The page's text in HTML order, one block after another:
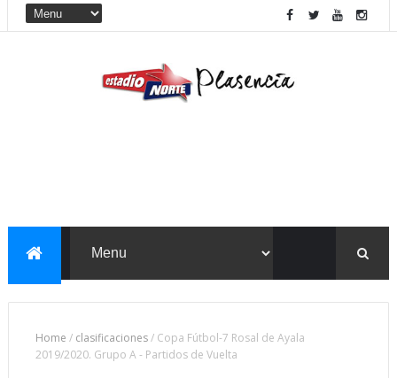
Home / clasificaciones/ Copa Fútbol-7 Rosal de Ayala
2019/2020. Grupo A - Partidos de Vuelta